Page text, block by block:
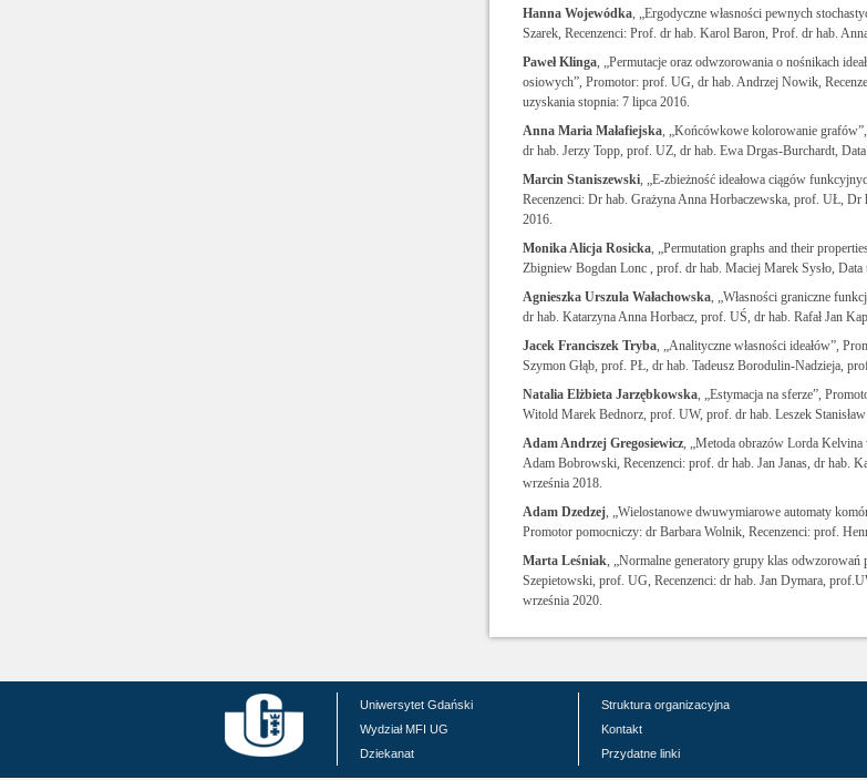
Hanna Wojewódka, „Ergodyczne własności pewnych
Szarek, Recenzenci: Prof. dr hab. Karol Baron, Prof. dr hab.
Paweł Klinga, „Permutacje oraz odwzorowania o nośnikach
osiowych”, Promotor: prof. UG, dr hab. Andrzej Nowik,
uzyskania stopnia: 7 lipca 2016.
Anna Maria Małafiejska, „Końcówkowe kolorowanie
dr hab. Jerzy Topp, prof. UZ, dr hab. Ewa Drgas-Burchardt,
Marcin Staniszewski, „E-zbieżność ideałowa ciągów
Recenzenci: Dr hab. Grażyna Anna Horbaczewska, prof. UŁ,
2016.
Monika Alicja Rosicka, „Permutation graphs and their
Zbigniew Bogdan Lonc , prof. dr hab. Maciej Marek Sysło,
Agnieszka Urszula Wałachowska, „Własności graniczne
dr hab. Katarzyna Anna Horbacz, prof. UŚ, dr hab. Rafał Jan
Jacek Franciszek Tryba, „Analityczne własności ideałów”,
Szymon Głąb, prof. PŁ, dr hab. Tadeusz Borodulin-Nadzieja,
Natalia Elżbieta Jarzębkowska, „Estymacja na sferze”,
Witold Marek Bednorz, prof. UW, prof. dr hab. Leszek
Adam Andrzej Gregosiewicz, „Metoda obrazów Lorda
Adam Bobrowski, Recenzenci: prof. dr hab. Jan Janas, dr hab.
września 2018.
Adam Dzedzej, „Wielostanowe dwuwymiarowe automaty
Promotor pomocniczy: dr Barbara Wolnik, Recenzenci: prof.
Marta Leśniak, „Normalne generatory grupy klas odwzorowań
Szepietowski, prof. UG, Recenzenci: dr hab. Jan Dymara,
września 2020.
Uniwersytet Gdański
Wydział MFI UG
Dziekanat
Struktura organizacyjna
Kontakt
Przydatne linki